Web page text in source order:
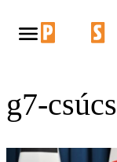
g7-csúcs